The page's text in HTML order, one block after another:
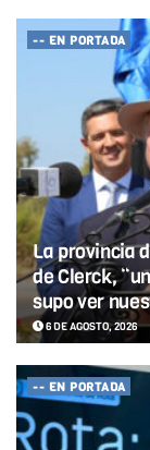
-- EN PORTADA
La provincia
de Clerck,
supo ver
6 DE AGOSTO, 2026
-- EN PORTADA